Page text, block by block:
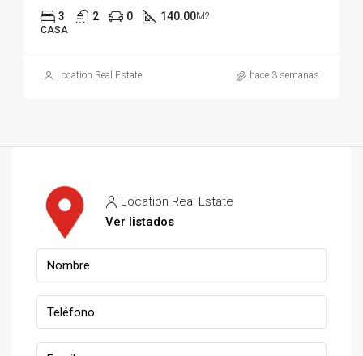
3 2 0 140.00M2
CASA
Location Real Estate hace 3 semanas
Location Real Estate
Ver listados